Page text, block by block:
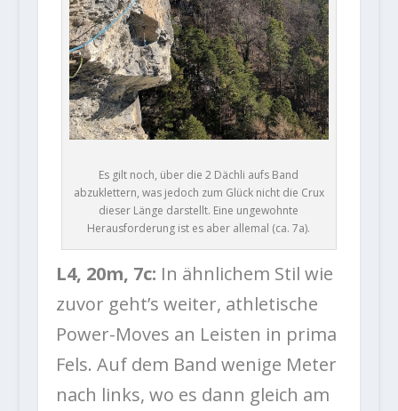
Es gilt noch, über die 2 Dächli aufs Band
abzuklettern, was jedoch zum Glück nicht die Crux
dieser Länge darstellt. Eine ungewohnte
Herausforderung ist es aber allemal (ca. 7a).
L4, 20m, 7c: In ähnlichem Stil wie
zuvor geht’s weiter, athletische
Power-Moves an Leisten in prima
Fels. Auf dem Band wenige Meter
nach links, wo es dann gleich am